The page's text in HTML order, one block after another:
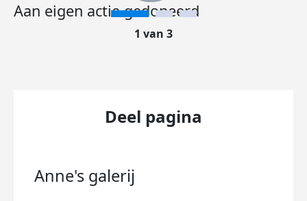
Aan eigen actie gedoneerd
1 van 3
Deel pagina
Anne's galerij